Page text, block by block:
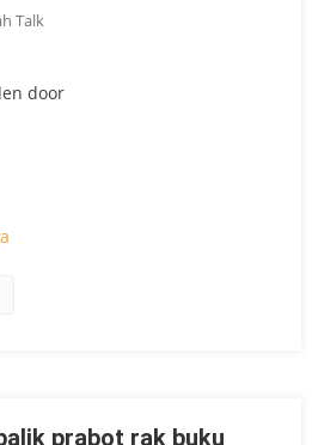
Talk
door
prabot rak buku